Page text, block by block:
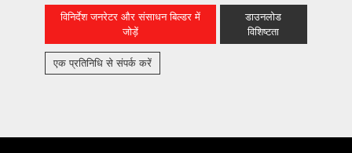
विनिर्देश जनरेटर और संसाधन बिल्डर में
जोड़ें
डाउनलोड
विशिष्टता
एक प्रतिनिधि से संपर्क करें